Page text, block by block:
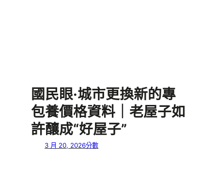
國民眼·城市更換新的專
包養價格資料｜老屋子如
許釀成“好屋子”
3 月 20, 2026分數